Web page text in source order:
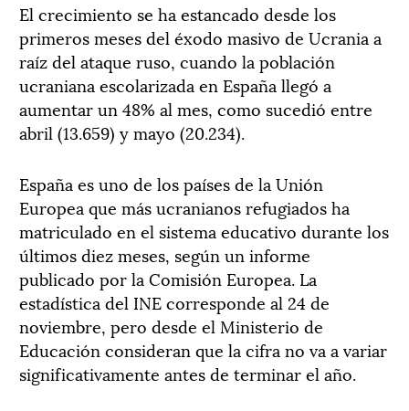
El crecimiento se ha estancado desde los
primeros meses del éxodo masivo de Ucrania a
raíz del ataque ruso, cuando la población
ucraniana escolarizada en España llegó a
aumentar un 48% al mes, como sucedió entre
abril (13.659) y mayo (20.234).
España es uno de los países de la Unión
Europea que más ucranianos refugiados ha
matriculado en el sistema educativo durante los
últimos diez meses, según un informe
publicado por la Comisión Europea. La
estadística del INE corresponde al 24 de
noviembre, pero desde el Ministerio de
Educación consideran que la cifra no va a variar
significativamente antes de terminar el año.